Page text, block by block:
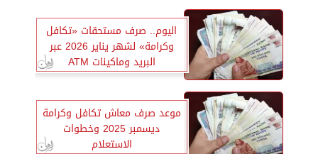
اليوم.. صرف مستحقات «تكافل
وكرامة» لشهر يناير 2026 عبر
البريد وماكينات ATM
موعد صرف معاش تكافل وكرامة
ديسمبر 2025 وخطوات
الاستعلام